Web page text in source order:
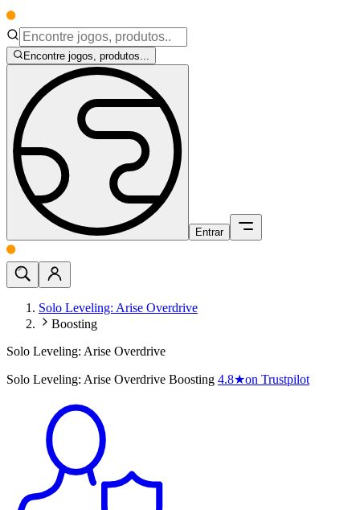
Encontre jogos, produtos...
Entrar
Solo Leveling: Arise Overdrive
Boosting
Solo Leveling: Arise Overdrive
Solo Leveling: Arise Overdrive Boosting 4.8★on Trustpilot